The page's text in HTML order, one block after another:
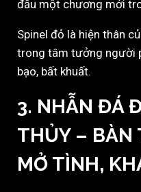
đầu một chương mới
Spinel đỏ là hiện thân
trong tâm tưởng người
bạo, bất khuất.
3. NHẪN ĐÁ
THỦY – BÀN
MỞ TÌNH,